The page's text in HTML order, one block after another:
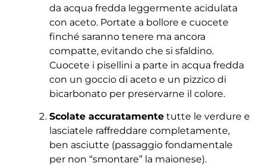
da acqua fredda leggermente acidulata
con aceto. Portate a bollore e cuocete
finché saranno tenere ma ancora
compatte, evitando che si sfaldino.
Cuocete i pisellini a parte in acqua fredda
con un goccio di aceto e un pizzico di
bicarbonato per preservarne il colore.
Scolate accuratamentetutte le verdure e
lasciatele raffreddare completamente,
ben asciutte (passaggio fondamentale
per non “smontare” la maionese).